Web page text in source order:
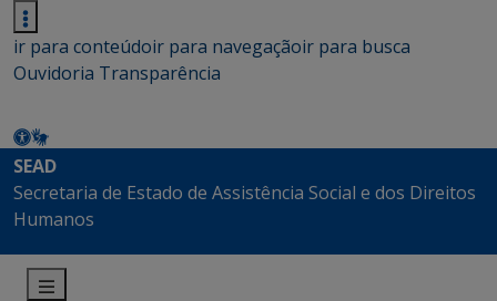
ir para conteúdoir para navegaçãoir para busca
Ouvidoria Transparência
SEAD
Secretaria de Estado de Assistência Social e dos Direitos
Humanos